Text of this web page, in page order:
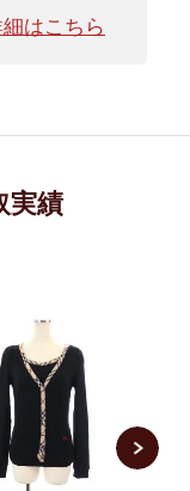
はこちら
実績